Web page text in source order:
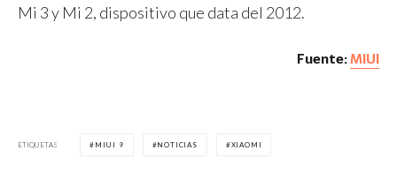
Mi 3 y Mi 2, dispositivo que data del 2012.
Fuente:MIUI
ETIQUETAS MIUI 9 NOTICIAS XIAOMI